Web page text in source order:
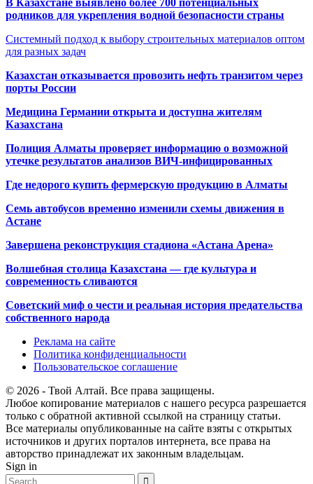
родников для укрепления водной безопасности страны
Системный подход к выбору строительных материалов оптом
для разных задач
Казахстан отказывается провозить нефть транзитом через
порты России
Медицина Германии открыта и доступна жителям
Казахстана
Полиция Алматы проверяет информацию о возможной
утечке результатов анализов ВИЧ-инфицированных
Где недорого купить фермерскую продукцию в Алматы
Семь автобусов временно изменили схемы движения в
Астане
Завершена реконструкция стадиона «Астана Арена»
Волшебная столица Казахстана — где культура и
современность сливаются
Советский миф о чести и реальная история предательства
собственного народа
Реклама на сайте
Политика конфиденциальности
Пользовательское соглашение
© 2026 - Твой Алтай. Все права защищены.
Любое копирование материалов с нашего ресурса разрешается
только с обратной активной ссылкой на страницу статьи.
Все материалы опубликованные на сайте взяты с открытых
источников и других порталов интернета, все права на
авторство принадлежат их законным владельцам.
Sign in